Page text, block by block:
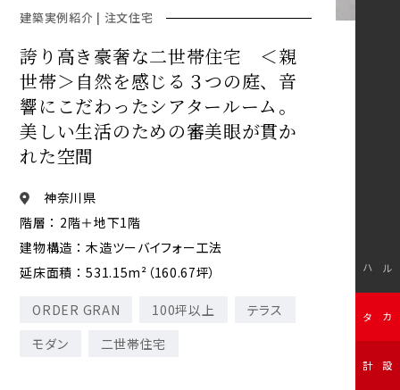
建築実例紹介 | 注文住宅
誇り高き豪奢な二世帯住宅 ＜親
世帯＞自然を感じる３つの庭、音
響にこだわったシアタールーム。
美しい生活のための審美眼が貫か
れた空間
神奈川県
階層 ： 2階＋地下1階
建物構造 ： 木造ツーバイフォー工法
延床面積 ： 531.15m²（160.67坪）
ORDER GRAN 100坪以上
テラス
モダン
二世帯住宅